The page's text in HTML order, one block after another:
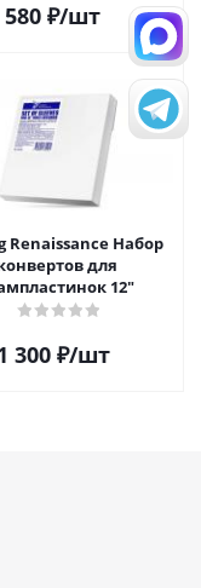
580 ₽/шт
Renaissance Набор
для
12"
300₽/шт